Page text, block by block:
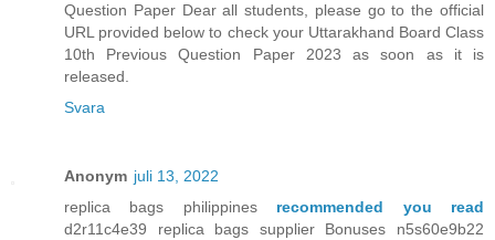
Question Paper Dear all students, please go to the official
URL provided below to check your Uttarakhand Board Class
10th Previous Question Paper 2023 as soon as it is
released.
Svara
Anonym juli 13, 2022
replica bags philippines recommended you read
d2r11c4e39 replica bags supplier Bonuses n5s60e9b22